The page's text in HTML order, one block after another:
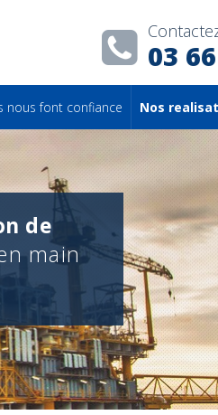
03
de
main
nous font confiance Nos